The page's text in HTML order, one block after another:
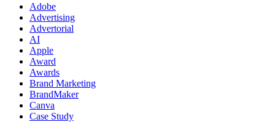
Adobe
Advertising
Advertorial
AI
Apple
Award
Awards
Brand Marketing
BrandMaker
Canva
Case Study